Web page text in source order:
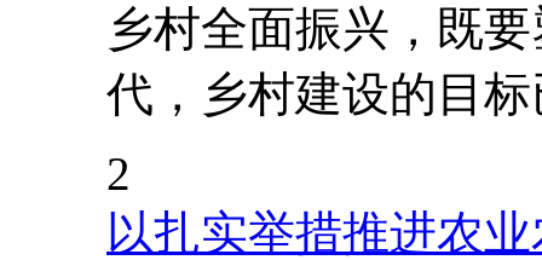
乡村全面振兴，既
代，乡村建设的目
2
以扎实举措推进农